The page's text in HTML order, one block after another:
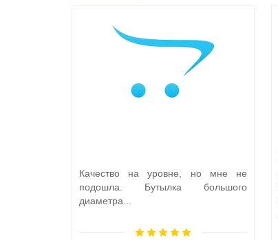
Качество на уровне, но мне не
подошла. Бутылка большого
диаметра...